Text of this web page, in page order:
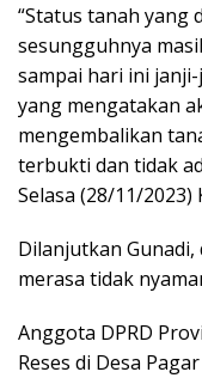
“Status tanah yang
sesungguhnya
sampai hari ini
yang mengatakan
mengembalikan
terbukti dan tidak
Selasa (28/11/2023)
Dilanjutkan
merasa tidak
Anggota DPRD
Reses di Desa